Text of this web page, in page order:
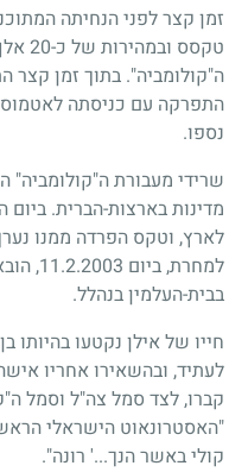
ה"קולומביה". בתוך זמן קצר
התפרקה עם כניסתה
נספו.
שרידי מעבורת
לארץ, וטקס הפרדה ממנו נערך
למחרת,
בבית-העלמין בנהלל.
חייו של אילן נקטעו בהיותו
לעתיד, ובהשאירו אחריו
קברו, לצד סמל צה"ל וסמל
"האסטרונאוט הישראלי
קולי באשר הנך...' רונה".